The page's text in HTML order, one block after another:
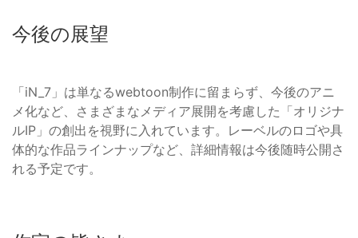
今後の展望
「iN_7」は単なるwebtoon制作に留まらず、今後のアニ
メ化など、さまざまなメディア展開を考慮した「オリジナ
ルIP」の創出を視野に入れています。レーベルのロゴや具
体的な作品ラインナップなど、詳細情報は今後随時公開さ
れる予定です。